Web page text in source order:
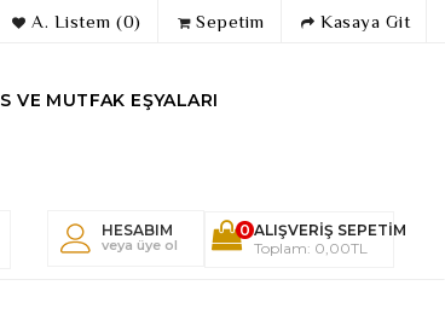
A. Listem (0) Sepetim Kasaya Git
VE MUTFAK EŞYALARI
HESABIM
veya üye ol
ALIŞVERIŞ SEPETIM
0
Toplam: 0,00TL